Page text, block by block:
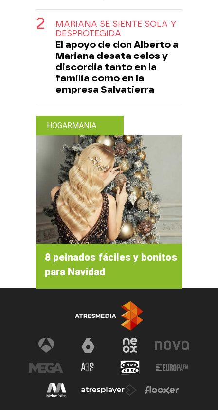
MARIANA SE SIENTE SOLA Y
DESPROTEGIDA
El apoyo de don Alberto a
Mariana desata celos y
discordia tanto en la
familia como en la
empresa Salvatierra
HOGARMANIA
8 peinados fáciles y bonitos
para Navidad